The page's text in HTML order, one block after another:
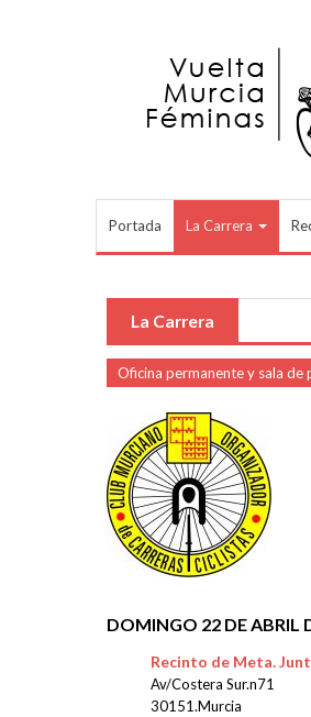
Portada La Carrera
La Carrera
Oficina permanente y sala de
DOMINGO 22
Recinto de Meta.
Av/Costera Sur.n71
30151.Murcia